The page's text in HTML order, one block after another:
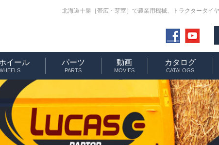
北海道十勝［帯広・芽室］で農業用機械、トラクタータイ
イール パーツ
PARTS
動画
MOVIES
カタログ
CATALOGS